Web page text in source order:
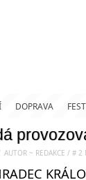
DOPRAVA
AUTOR ~ REDAKCE / # 2